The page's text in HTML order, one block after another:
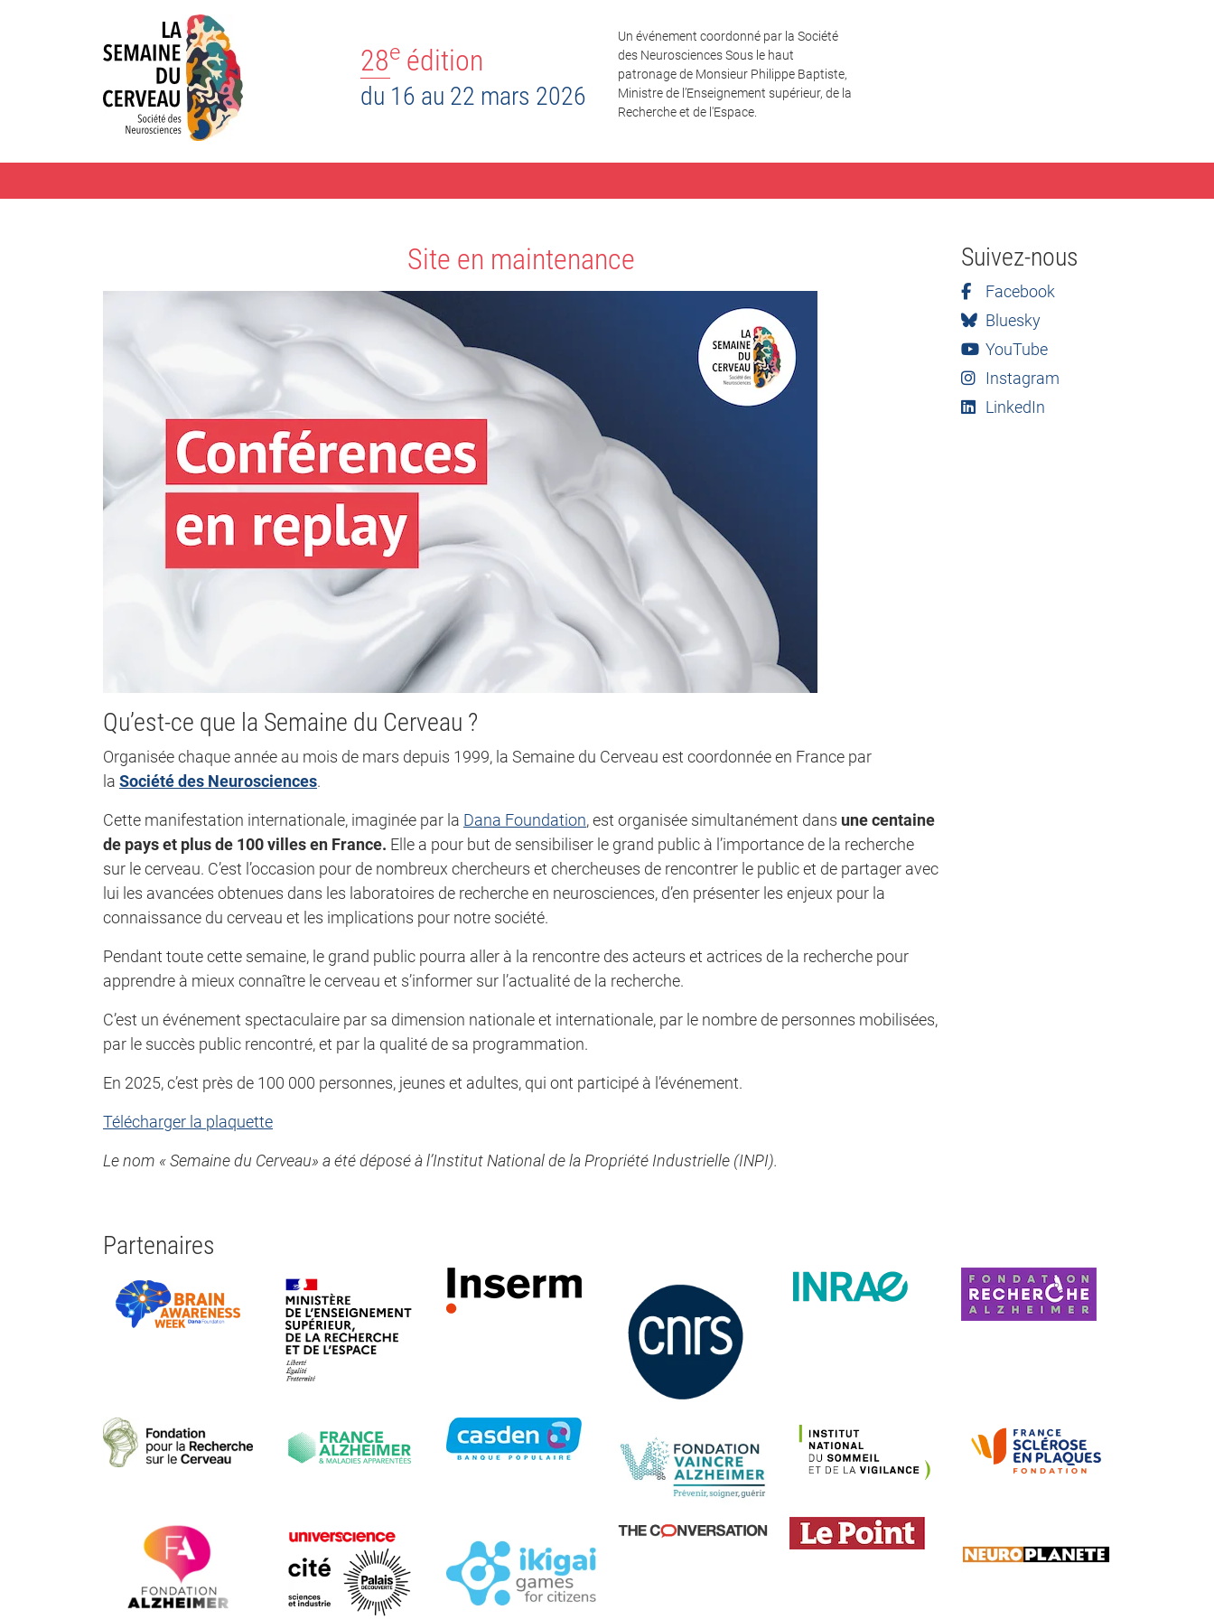
28e édition
du 16 au 22 mars 2026
Un événement coordonné par la Société
des Neurosciences Sous le haut
patronage de Monsieur Philippe Baptiste,
Ministre de l’Enseignement supérieur, de la
Recherche et de l'Espace.
Site en maintenance
Qu’est-ce que la Semaine du Cerveau ?
Organisée chaque année au mois de mars depuis 1999, la Semaine du Cerveau est coordonnée en France par
la Société des Neurosciences.
Cette manifestation internationale, imaginée par la Dana Foundation, est organisée simultanément dans une centaine
de pays et plus de 100 villes en France. Elle a pour but de sensibiliser le grand public à l’importance de la recherche
sur le cerveau. C’est l’occasion pour de nombreux chercheurs et chercheuses de rencontrer le public et de partager avec
lui les avancées obtenues dans les laboratoires de recherche en neurosciences, d’en présenter les enjeux pour la
connaissance du cerveau et les implications pour notre société.
Pendant toute cette semaine, le grand public pourra aller à la rencontre des acteurs et actrices de la recherche pour
apprendre à mieux connaître le cerveau et s’informer sur l’actualité de la recherche.
C’est un événement spectaculaire par sa dimension nationale et internationale, par le nombre de personnes mobilisées,
par le succès public rencontré, et par la qualité de sa programmation.
En 2025, c’est près de 100 000 personnes, jeunes et adultes, qui ont participé à l’événement.
Télécharger la plaquette
Le nom « Semaine du Cerveau» a été déposé à l’Institut National de la Propriété Industrielle (INPI).
Suivez-nous
Facebook
Bluesky
YouTube
Instagram
LinkedIn
Partenaires